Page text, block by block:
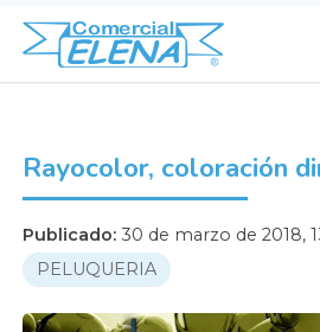
Rayocolor, coloración
Publicado: 30 de marzo de 2018,
PELUQUERIA